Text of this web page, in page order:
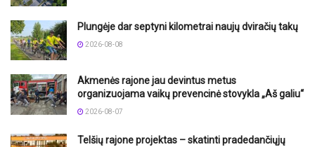
Plungėje dar septyni kilometrai naujų dviračių takų
2026-08-08
Akmenės rajone jau devintus metus
organizuojama vaikų prevencinė stovykla „Aš galiu“
2026-08-07
Telšių rajone projektas – skatinti pradedančiųjų